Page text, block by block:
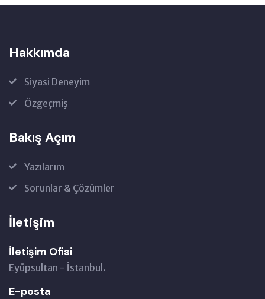
Hakkımda
Siyasi Deneyim
Özgeçmiş
Bakış Açım
Yazılarım
Sorunlar & Çözümler
İletişim
İletişim Ofisi
Eyüpsultan - İstanbul.
E-posta